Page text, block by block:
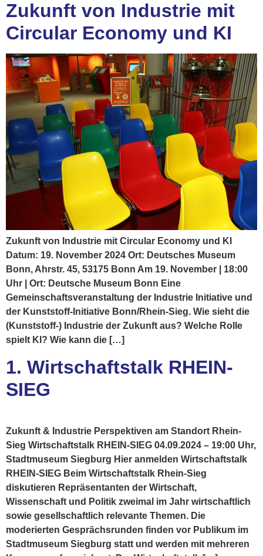
Zukunft von Industrie mit
Circular Economy und KI
Zukunft von Industrie mit Circular Economy und KI
Datum: 19. November 2024 Ort: Deutsches Museum
Bonn, Ahrstr. 45, 53175 Bonn Am 19. November | 18:00
Uhr | Ort: Deutsche Museum Bonn Eine
Gemeinschaftsveranstaltung der Industrie Initiative und
der Kunststoff-Initiative Bonn/Rhein-Sieg. Wie sieht die
(Kunststoff-) Industrie der Zukunft aus? Welche Rolle
spielt KI? Wie kann die […]
1. Wirtschaftstalk RHEIN-
SIEG
Zukunft & Industrie Perspektiven am Standort Rhein-
Sieg Wirtschaftstalk RHEIN-SIEG 04.09.2024 – 19:00 Uhr,
Stadtmuseum Siegburg Hier anmelden Wirtschaftstalk
RHEIN-SIEG Beim Wirtschaftstalk Rhein-Sieg
diskutieren Repräsentanten der Wirtschaft,
Wissenschaft und Politik zweimal im Jahr wirtschaftlich
sowie gesellschaftlich relevante Themen. Die
moderierten Gesprächsrunden finden vor Publikum im
Stadtmuseum Siegburg statt und werden mit mehreren